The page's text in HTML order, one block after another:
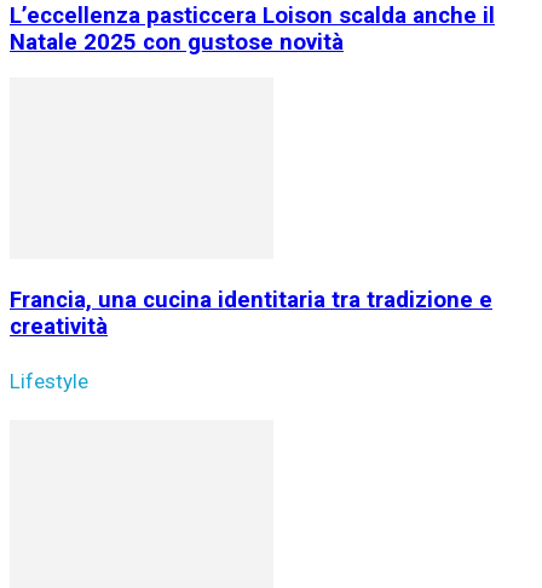
L’eccellenza pasticcera Loison scalda anche il
Natale 2025 con gustose novità
Francia, una cucina identitaria tra tradizione e
creatività
Lifestyle